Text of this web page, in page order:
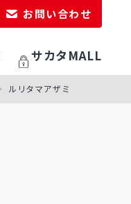
お問い合わせ
サカタMALL
ルリタマアザミ